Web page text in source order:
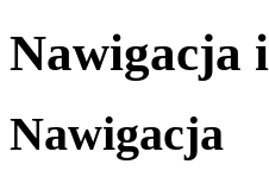
Nawigacja
Nawigacja